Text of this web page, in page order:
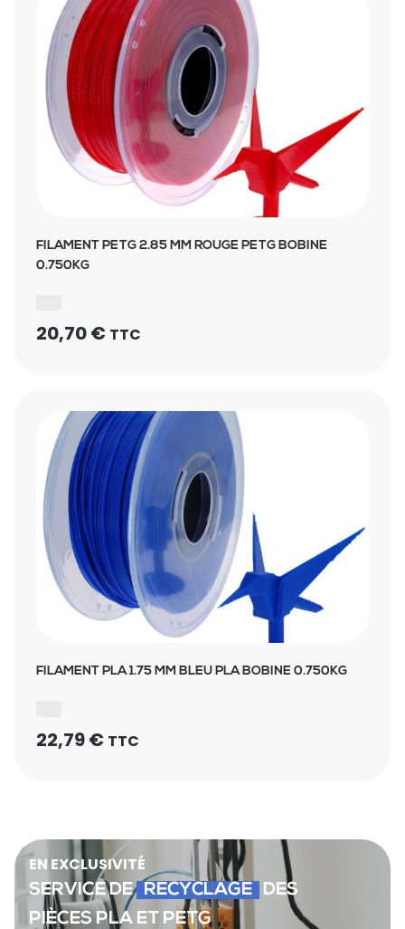
FILAMENT PETG 2.85 MM ROUGE PETG BOBINE
0.750KG
20,70€ TTC
FILAMENT PLA 1.75 MM BLEU PLA BOBINE 0.750KG
22,79€ TTC
EN EXCLUSIVITÉ
SERVICE DE RECYCLAGE
DES
PIÈCES PLA ET PETG